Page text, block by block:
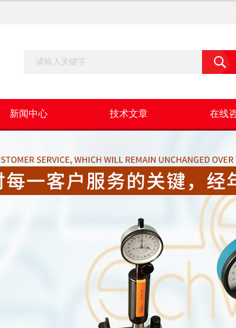
新闻中心 技术文章 在线